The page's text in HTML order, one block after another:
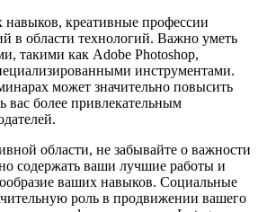
креативные профессии
в области технологий. Важно уметь
такими как Adobe Photoshop,
инструментами.
может значительно повысить
вас более привлекательным
области, не забывайте о важности
содержать ваши лучшие работы и
ваших навыков. Социальные
роль в продвижении вашего